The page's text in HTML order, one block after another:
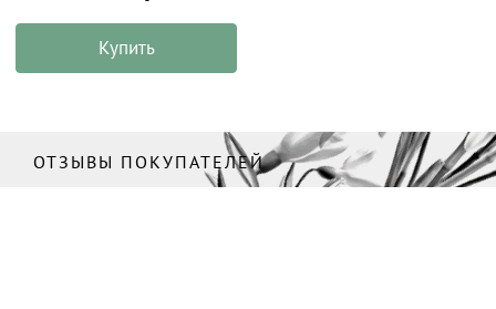
Купить
ОТЗЫВЫ ПОКУПАТЕЛЕЙ